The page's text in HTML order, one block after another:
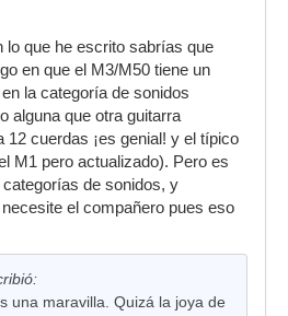
lo que he escrito sabrías que
en que el M3/M50 tiene un
la categoría de sonidos
alguna que otra guitarra
12 cuerdas ¡es genial! y el típico
M1 pero actualizado). Pero es
de sonidos, y
el compañero pues eso
una maravilla. Quizá la joya de